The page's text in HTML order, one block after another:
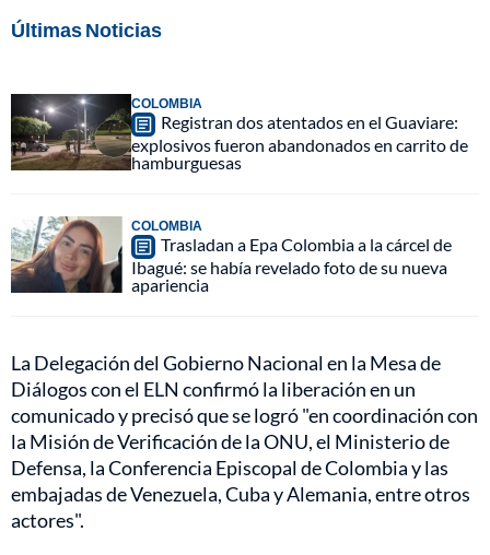
Últimas Noticias
COLOMBIA
Registran dos atentados en el Guaviare:
explosivos fueron abandonados en carrito de
hamburguesas
COLOMBIA
Trasladan a Epa Colombia a la cárcel de
Ibagué: se había revelado foto de su nueva
apariencia
La Delegación del Gobierno Nacional en la Mesa de
Diálogos con el ELN confirmó la liberación en un
comunicado y precisó que se logró "en coordinación con
la Misión de Verificación de la ONU, el Ministerio de
Defensa, la Conferencia Episcopal de Colombia y las
embajadas de Venezuela, Cuba y Alemania, entre otros
actores".